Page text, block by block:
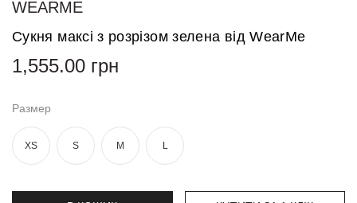
та
Футболки
та поло
Джинси
та
брюки
WEARME
Сукня максі з розрізом зелена від WearMe
1,555.00 грн
Размер
XS S M L